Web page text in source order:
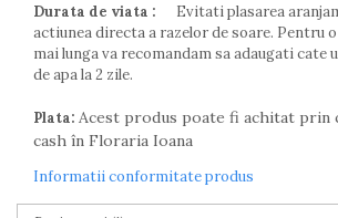
Durata de viata :
Evitati plasarea
actiunea directa a razelor de soare. Pentru
mai lunga va recomandam sa adaugati cate
de apa la 2 zile.
Plata: Acest produs poate fi achitat prin
cash în Floraria Ioana
Informatii conformitate produs